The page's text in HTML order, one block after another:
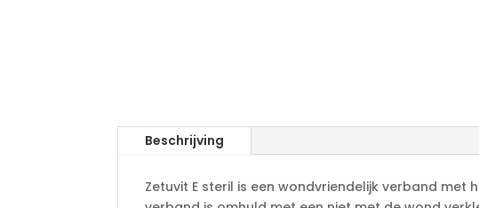
Beschrijving
Zetuvit E steril is een wondvriendelijk verband